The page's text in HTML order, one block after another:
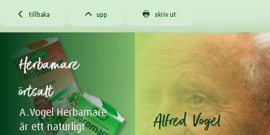
 tillbaka  upp  skriv ut
Herbamare
örtsalt
A.Vogel Herbamare
är ett naturligt
Alfred Vogel